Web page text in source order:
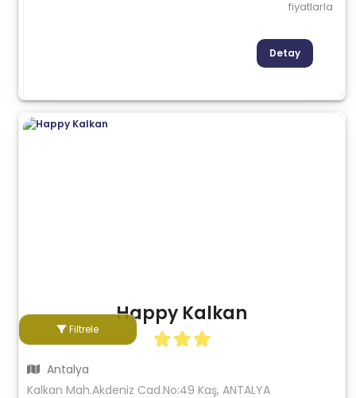
Filtrele
fiyatlarla
Detay
Happy Kalkan
Antalya
Kalkan Mah.Akdeniz Cad.No:49 Kaş, ANTALYA